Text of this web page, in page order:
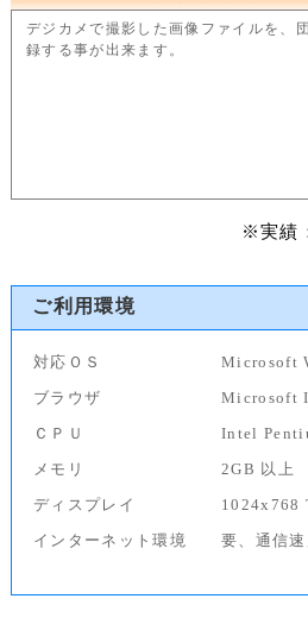
デジカメで撮影した画像ファイルを、
録する事が出来ます。
※実績
ご利用環境
対応ＯＳ
Microsoft
ブラウザ
Microsoft
ＣＰＵ
Intel
メモリ
2GB 以上
ディスプレイ
1024x768
インターネット環境
要、通信